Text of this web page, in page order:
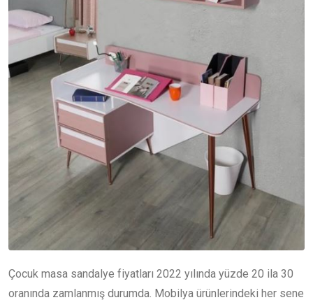
Çocuk masa sandalye fiyatları 2022 yılında yüzde 20 ila 30
oranında zamlanmış durumda. Mobilya ürünlerindeki her sene